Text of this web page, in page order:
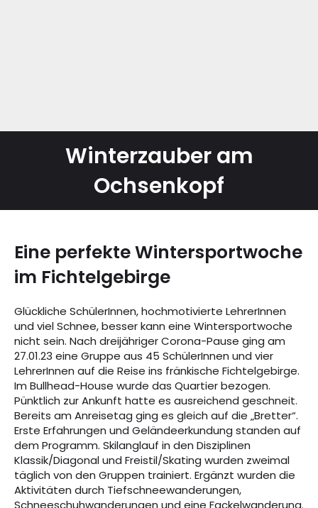
Winterzauber am
Ochsenkopf
Eine perfekte Wintersportwoche
im Fichtelgebirge
Glückliche SchülerInnen, hochmotivierte LehrerInnen
und viel Schnee, besser kann eine Wintersportwoche
nicht sein. Nach dreijähriger Corona-Pause ging am
27.01.23 eine Gruppe aus 45 SchülerInnen und vier
LehrerInnen auf die Reise ins fränkische Fichtelgebirge.
Im Bullhead-House wurde das Quartier bezogen.
Pünktlich zur Ankunft hatte es ausreichend geschneit.
Bereits am Anreisetag ging es gleich auf die „Bretter“.
Erste Erfahrungen und Geländeerkundung standen auf
dem Programm. Skilanglauf in den Disziplinen
Klassik/Diagonal und Freistil/Skating wurden zweimal
täglich von den Gruppen trainiert. Ergänzt wurden die
Aktivitäten durch Tiefschneewanderungen,